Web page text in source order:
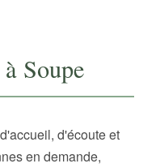
Soupe
d'écoute et
en demande,